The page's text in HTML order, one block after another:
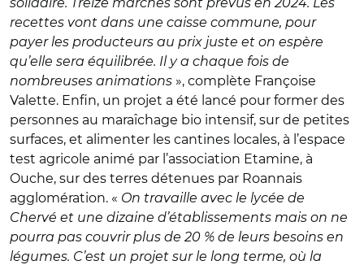
recettes vont dans une caisse commune, pour
payer les producteurs au prix juste et on espère
qu’elle sera équilibrée. Il y a chaque fois de
nombreuses animations », complète Françoise
Valette. Enfin, un projet a été lancé pour former des
personnes au maraîchage bio intensif, sur de petites
surfaces, et alimenter les cantines locales, à l’espace
test agricole animé par l’association Etamine, à
Ouche, sur des terres détenues par Roannais
agglomération. « On travaille avec le lycée de
Chervé et une dizaine d’établissements mais on ne
pourra pas couvrir plus de 20 % de leurs besoins en
légumes. C’est un projet sur le long terme, où la